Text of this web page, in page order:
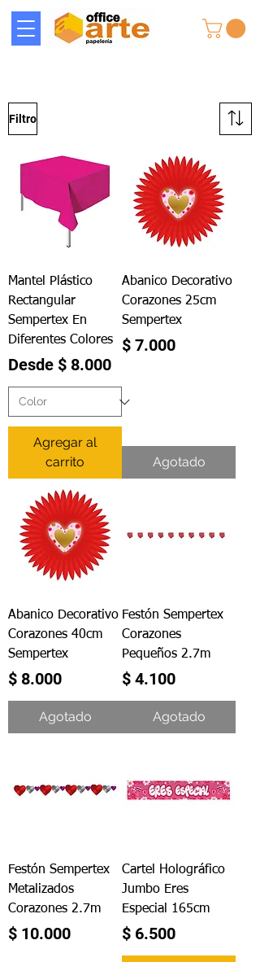
Filtro
Mantel Plástico
Rectangular
Sempertex En
Diferentes Colores
Desde $ 8.000
Precio de oferta
Agregar al
carrito
Abanico Decorativo
Corazones 25cm
Sempertex
Precio
$ 7.000
Agotado
Abanico Decorativo
Corazones 40cm
Sempertex
Precio
$ 8.000
Agotado
Festón Sempertex
Corazones
Pequeños 2.7m
Precio
$ 4.100
Agotado
Festón Sempertex
Metalizados
Corazones 2.7m
Precio
$ 10.000
Cartel Holográfico
Jumbo Eres
Especial 165cm
Precio
$ 6.500